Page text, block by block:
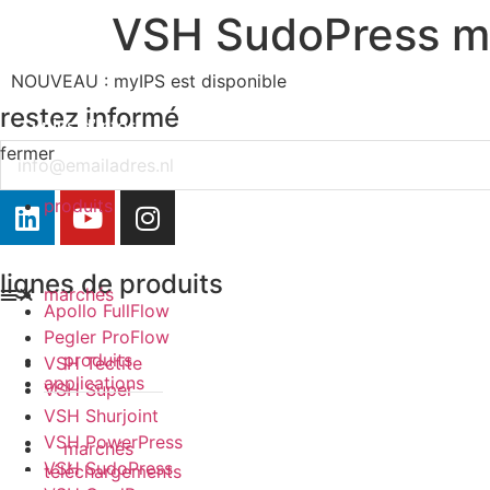
NOUVEAU : myIPS est disponible
plus d’infos
fermer
fermer
produits
marchés
applications
téléchargements
produits
marchés
VSH SudoPress
restez informé
Email
lignes de produits
Apollo FullFlow
Pegler ProFlow
VSH Tectite
VSH Super
VSH Shurjoint
VSH PowerPress
VSH SudoPress